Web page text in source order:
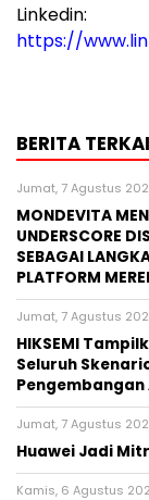
Linkedin:
https://
BERITA
Jumat, 7 Agustus
MONDEVITA
UNDERSCORE
SEBAGAI
PLATFORM
Jumat, 7 Agustus
HIKSEMI
Seluruh
Pengembangan
Jumat, 7 Agustus
Huawei Jadi
Kamis, 6 Agustus